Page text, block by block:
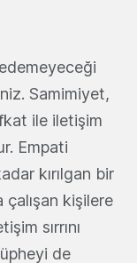
Samimiyet,
ile iletişim
Empati
kırılgan bir
kişilere
sırrını
de